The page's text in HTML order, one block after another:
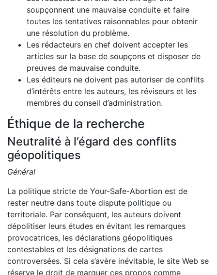
soupçonnent une mauvaise conduite et faire
toutes les tentatives raisonnables pour obtenir
une résolution du problème.
Les rédacteurs en chef doivent accepter les
articles sur la base de soupçons et disposer de
preuves de mauvaise conduite.
Les éditeurs ne doivent pas autoriser de conflits
d’intérêts entre les auteurs, les réviseurs et les
membres du conseil d’administration.
Éthique de la recherche
Neutralité à l’égard des conflits
géopolitiques
Général
La politique stricte de Your-Safe-Abortion est de
rester neutre dans toute dispute politique ou
territoriale. Par conséquent, les auteurs doivent
dépolitiser leurs études en évitant les remarques
provocatrices, les déclarations géopolitiques
contestables et les désignations de cartes
controversées. Si cela s’avère inévitable, le site Web se
réserve le droit de marquer ces propos comme